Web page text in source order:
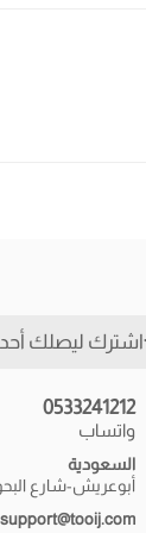
اشترك ليصلك
0533241212
واتساب
السعودية
أبوعريش-شارع
support@tooij.com